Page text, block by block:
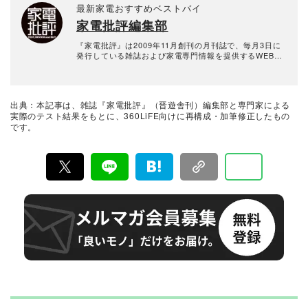
最新家電おすすめベストバイ
家電批評編集部
『家電批評』は2009年11月創刊の月刊誌で、毎月3日に
発行している雑誌および家電専門情報を提供するWEBメ
検証機関が実機テストを行い、価格やブランドに惑わさ
れることなく製品の本質的な性能を見極め、その良し悪
出典：本記事は、雑誌『家電批評』（晋遊舎刊）編集部と専門家による
実際のテスト結果をもとに、360LiFE向けに再構成・加筆修正したもの
です。